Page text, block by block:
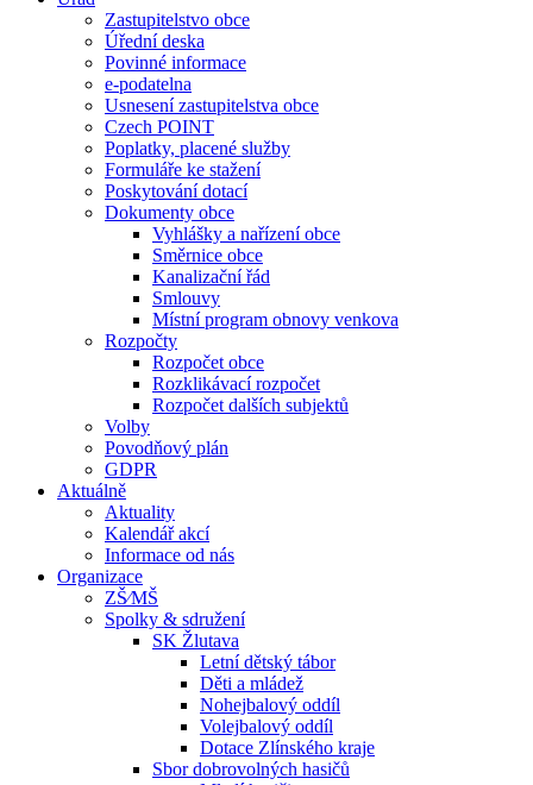
Zastupitelstvo obce
Úřední deska
Povinné informace
e-podatelna
Usnesení zastupitelstva obce
Czech POINT
Poplatky, placené služby
Formuláře ke stažení
Poskytování dotací
Dokumenty obce
Vyhlášky a nařízení obce
Směrnice obce
Kanalizační řád
Smlouvy
Místní program obnovy venkova
Rozpočty
Rozpočet obce
Rozklikávací rozpočet
Rozpočet dalších subjektů
Volby
Povodňový plán
GDPR
Aktuálně
Aktuality
Kalendář akcí
Informace od nás
Organizace
ZŠ⁄MŠ
Spolky & sdružení
SK Žlutava
Letní dětský tábor
Děti a mládež
Nohejbalový oddíl
Volejbalový oddíl
Dotace Zlínského kraje
Sbor dobrovolných hasičů